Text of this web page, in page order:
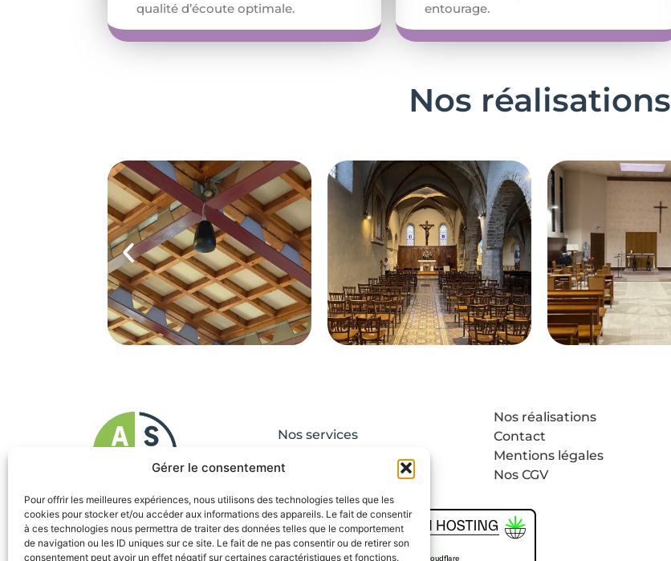
Gérer le consentement
Pour offrir les meilleures expériences, nous utilisons des technologies telles que les
cookies pour stocker et/ou accéder aux informations des appareils. Le fait de consentir
à ces technologies nous permettra de traiter des données telles que le comportement
de navigation ou les ID uniques sur ce site. Le fait de ne pas consentir ou de retirer son
consentement peut avoir un effet négatif sur certaines caractéristiques et fonctions.
qualité d’écoute optimale.
entourage.
Nos réalisations
Nos services
Le blog
Nos réalisations
Contact
Mentions légales
Nos CGV